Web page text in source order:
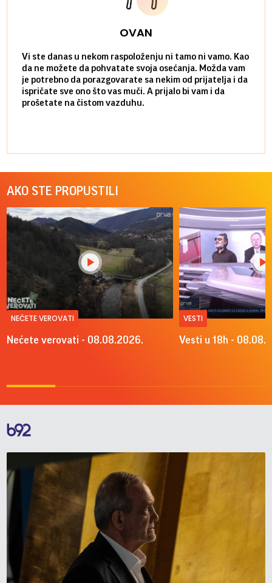
OVAN
Vi ste danas u nekom raspoloženju ni tamo ni vamo. Kao
da ne možete da pohvatate svoja osećanja. Možda vam
je potrebno da porazgovarate sa nekim od prijatelja i da
ispričate sve ono što vas muči. A prijalo bi vam i da
prošetate na čistom vazduhu.
AKO STE PROPUSTILI
NEĆETE VEROVATI
Nećete verovati - 08.08.2026.
VESTI
Vesti u 18h -